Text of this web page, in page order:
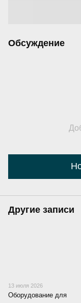
Обсуждение
Другие записи
13 июля 2026
Оборудование для